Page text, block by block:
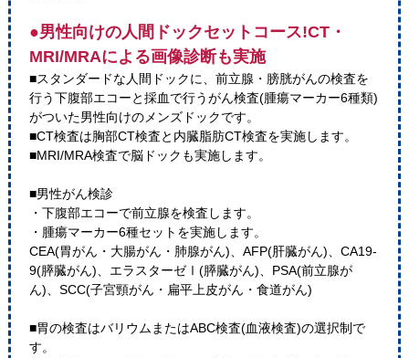
●男性向けの人間ドックセットコース!CT・
MRI/MRAによる画像診断も実施
■スタンダードな人間ドックに、前立腺・膀胱がんの検査を
行う下腹部エコーと採血で行うがん検査(腫瘍マーカー6種類)
がついた男性向けのメンズドックです。
■CT検査は胸部CT検査と内臓脂肪CT検査を実施します。
■MRI/MRA検査で脳ドックも実施します。
■男性がん検診
・下腹部エコーで前立腺を検査します。
・腫瘍マーカー6種セットを実施します。
CEA(胃がん・大腸がん・肺腺がん)、AFP(肝臓がん)、CA19-
9(膵臓がん)、エラスターゼⅠ(膵臓がん)、PSA(前立腺が
ん)、SCC(子宮頸がん・扁平上皮がん・食道がん)
■胃の検査はバリウムまたはABC検査(血液検査)の選択制で
す。